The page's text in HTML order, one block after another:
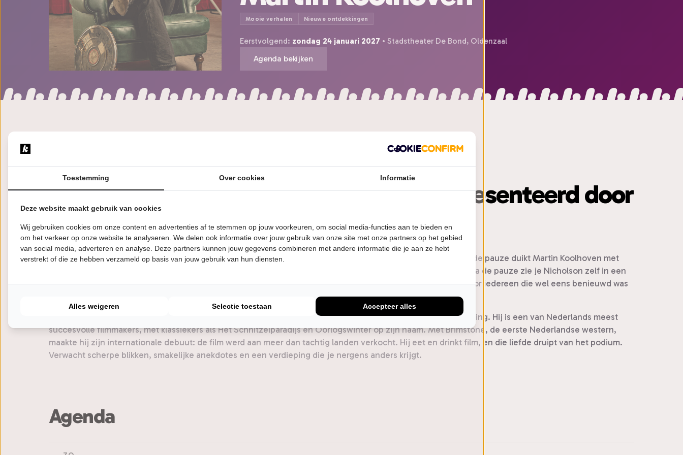
Mooie verhalen Nieuwe ontdekkingen
Eerstvolgend: zondag 24 januari 2027 • Stadstheater De Bond, Oldenzaal
Agenda bekijken
Een filmavond met Jack Nicholson, gepresenteerd door
de man met celluloid in zijn aderen.
Een avond rond Jack Nicholson, met als hoofdfilm de legendarische One Flew Over the Cuckoo's Nest. Voor de pauze duikt Martin Koolhoven met
zelf uitgekozen filmfragmenten in het werk en de wereld van een van Hollywoods meest iconische acteurs. Na de pauze zie je Nicholson zelf in een
van zijn meest onvergetelijke rollen. Een avond voor cinefielen, voor liefhebbers van het grote gebaar, en voor iedereen die wel eens benieuwd was
HP De Tijd schreef ooit dat er celluloid door de aderen van Martin Koolhoven stroomt, en dat is geen overdrijving. Hij is een van Nederlands meest
succesvolle filmmakers, met klassiekers als Het Schnitzelparadijs en Oorlogswinter op zijn naam. Met Brimstone, de eerste Nederlandse western,
maakte hij zijn internationale debuut: de film werd aan meer dan tachtig landen verkocht. Hij eet en drinkt film, en die liefde druipt van het podium.
Verwacht scherpe blikken, smakelijke anekdotes en een verdieping die je nergens anders krijgt.
Agenda
Toestemming Over cookies Informatie
Deze website maakt gebruik van cookies
Wij gebruiken cookies om onze content en advertenties af te stemmen op jouw voorkeuren, om social media-functies aan te bieden en
om het verkeer op onze website te analyseren. We delen ook informatie over jouw gebruik van onze site met onze partners op het gebied
van social media, adverteren en analyse. Deze partners kunnen jouw gegevens combineren met andere informatie die je aan ze hebt
verstrekt of die ze hebben verzameld op basis van jouw gebruik van hun diensten.
Alles weigeren Selectie toestaan Accepteer alles